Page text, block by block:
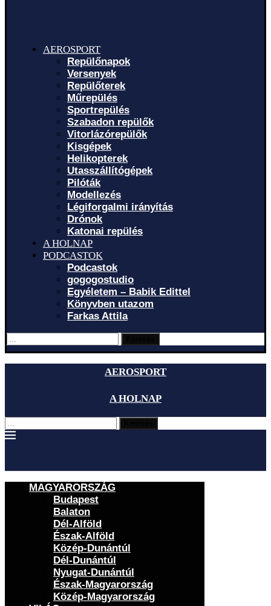
AEROSPORT
Repülőnapok
Versenyek
Repülőterek
Műrepülés
Sportrepülés
Szabadon repülők
Vitorlázórepülők
Kisgépek
Helikopterek
Utasszállítógépek
Pilóták
Modellezés
Légiforgalmi irányítás
Drónok
Katonai repülés
A HOLNAP
PODCASTOK
Podcastok
gogogostudio
Egyéletem – Babik Edittel
Könyvben utazom
Farkas Attila
AEROSPORT
A HOLNAP
MAGYARORSZÁG
Budapest
Balaton
Dél-Alföld
Észak-Alföld
Közép-Dunántúl
Dél-Dunántúl
Nyugat-Dunántúl
Észak-Magyarország
Közép-Magyarország